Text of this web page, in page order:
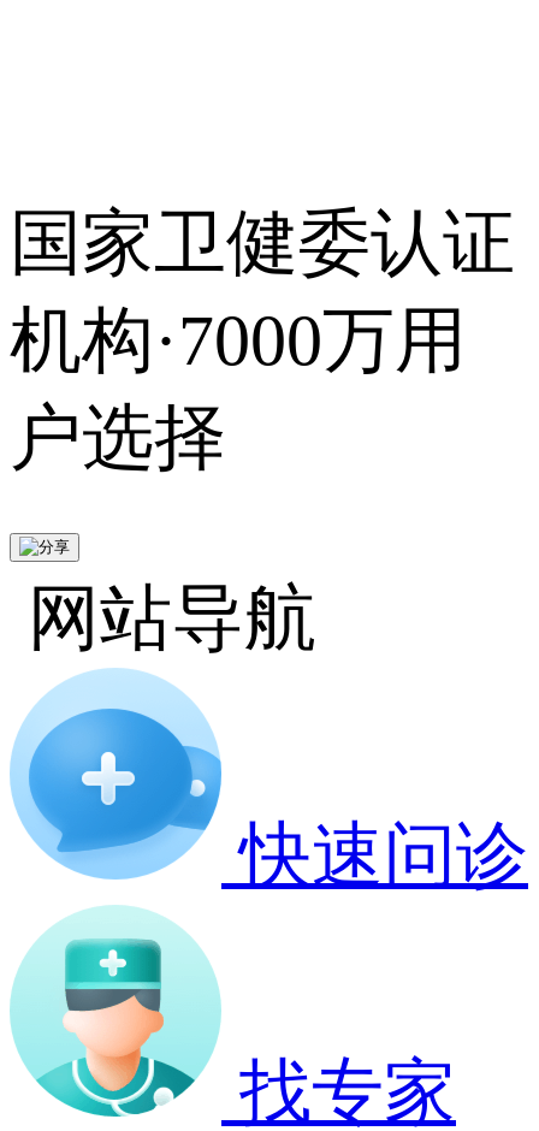
国家卫健委认证
机构·7000万用
户选择
网站导航
快速问诊
找专家